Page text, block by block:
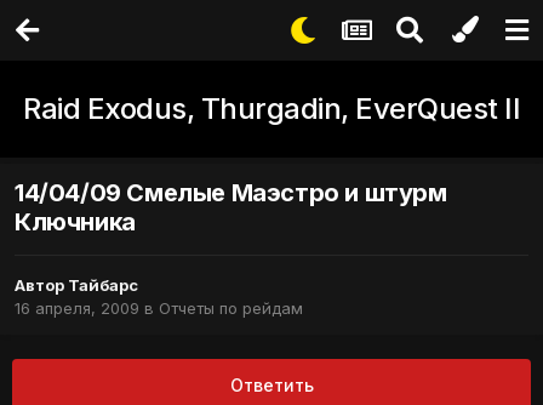
Raid Exodus, Thurgadin, EverQuest II
14/04/09 Смелые Маэстро и штурм
Ключника
Автор Тайбарс
16 апреля, 2009 в Отчеты по рейдам
Ответить